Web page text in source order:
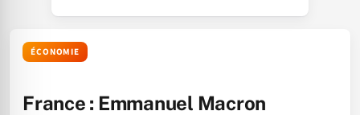
ÉCONOMIE
France : Emmanuel Macron